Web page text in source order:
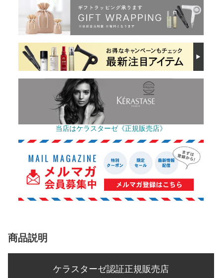
当店はケラスターゼ《正規販売店》
商品説明
ケラスターゼ認証正規販売店